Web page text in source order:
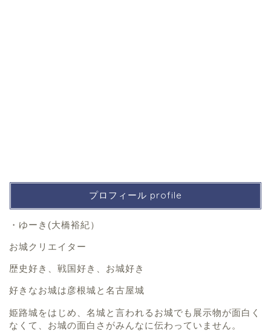
プロフィール profile
・ゆーき(大橋裕紀）
お城クリエイター
歴史好き、戦国好き、お城好き
好きなお城は彦根城と名古屋城
姫路城をはじめ、名城と言われるお城でも展示物が面白く
なくて、お城の面白さがみんなに伝わっていません。